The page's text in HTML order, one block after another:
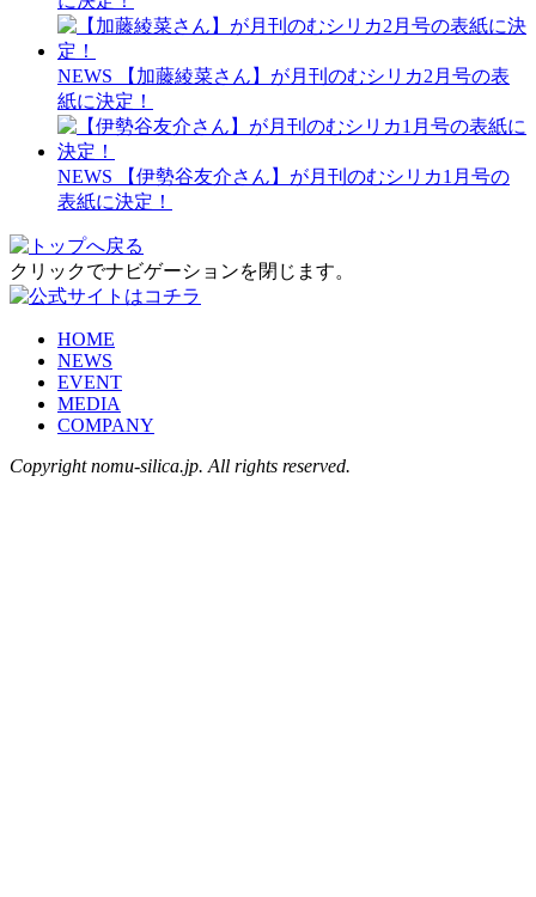
NEWS
【加藤綾菜さん】が月刊のむシリカ2月号の表
紙に決定！
NEWS
【伊勢谷友介さん】が月刊のむシリカ1月号の
表紙に決定！
クリックでナビゲーションを閉じます。
HOME
NEWS
EVENT
MEDIA
COMPANY
Copyright nomu-silica.jp. All rights reserved.